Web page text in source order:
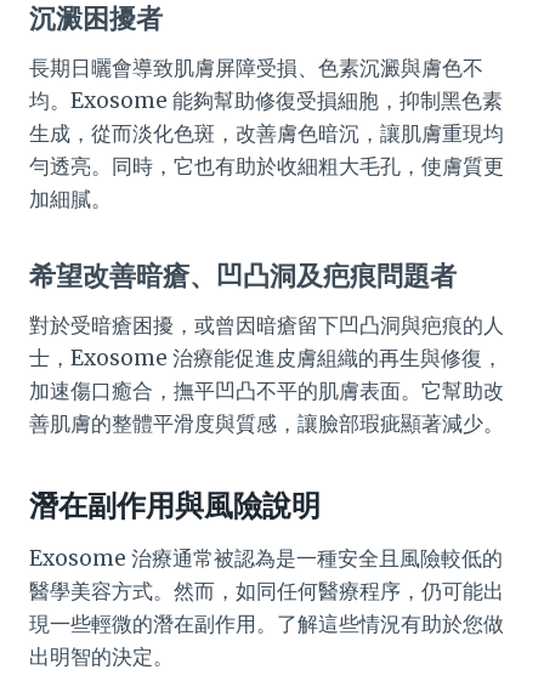
沉澱困擾者
長期日曬會導致肌膚屏障受損、色素沉澱與膚色不
均。Exosome 能夠幫助修復受損細胞，抑制黑色素
生成，從而淡化色斑，改善膚色暗沉，讓肌膚重現均
勻透亮。同時，它也有助於收細粗大毛孔，使膚質更
加細膩。
希望改善暗瘡、凹凸洞及疤痕問題者
對於受暗瘡困擾，或曾因暗瘡留下凹凸洞與疤痕的人
士，Exosome 治療能促進皮膚組織的再生與修復，
加速傷口癒合，撫平凹凸不平的肌膚表面。它幫助改
善肌膚的整體平滑度與質感，讓臉部瑕疵顯著減少。
潛在副作用與風險說明
Exosome 治療通常被認為是一種安全且風險較低的
醫學美容方式。然而，如同任何醫療程序，仍可能出
現一些輕微的潛在副作用。了解這些情況有助於您做
出明智的決定。